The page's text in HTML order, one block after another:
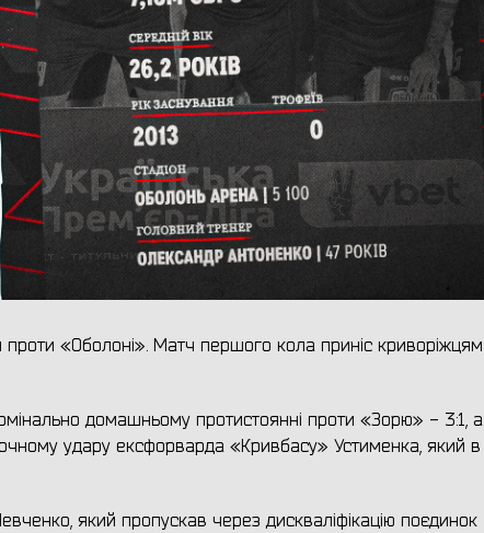
«Оболоні». Матч першого кола приніс криворіжцям
домашньому протистоянні проти «Зорю» - 3:1, а
удару ексфорварда «Кривбасу» Устименка, який в
який пропускав через дискваліфікацію поєдинок